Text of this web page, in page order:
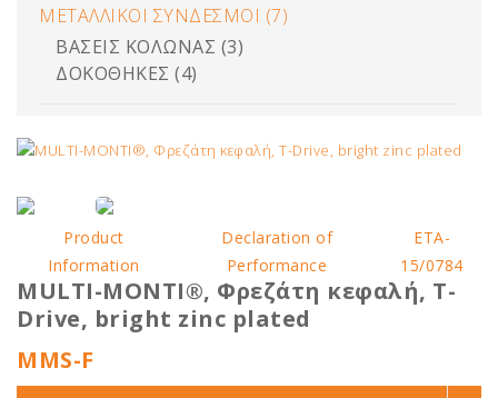
ΜΕΤΑΛΛΙΚΟΙ ΣΥΝΔΕΣΜΟΙ (7)
ΒΑΣΕΙΣ ΚΟΛΩΝΑΣ (3)
ΔΟΚΟΘΗΚΕΣ (4)
Product
Information
Declaration of
Performance
ETA-
15/0784
MULTI-MONTI®, Φρεζάτη κεφαλή, T-
Drive, bright zinc plated
MMS-F